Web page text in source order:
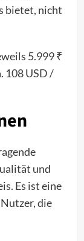
bietet, nicht
5.999 ₹
108 USD /
und
Es ist eine
die